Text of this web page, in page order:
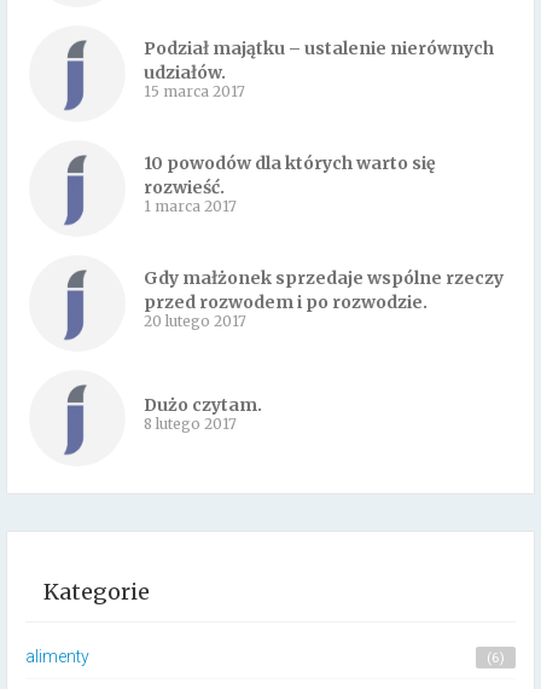
Podział majątku – ustalenie nierównych
udziałów.
15 marca 2017
10 powodów dla których warto się
rozwieść.
1 marca 2017
Gdy małżonek sprzedaje wspólne rzeczy
przed rozwodem i po rozwodzie.
20 lutego 2017
Dużo czytam.
8 lutego 2017
Kategorie
alimenty (6)